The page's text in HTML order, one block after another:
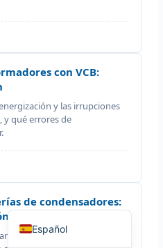
con VCB:
y las irrupciones
y qué errores de
de condensadores:
y protección
de la conmutación back-
Español
English
हिन्दी
Français
Deutsch
Português do Brasil